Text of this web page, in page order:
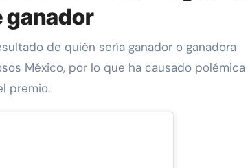
ganador
de quién sería ganador o ganadora
México, por lo que ha causado polémica
premio.
Exclusivas Silvia Pinal
Silvia Pinal en el hospital: